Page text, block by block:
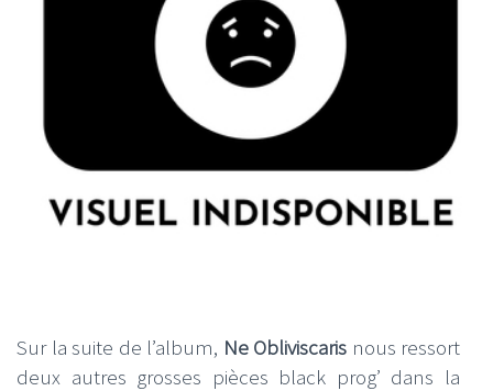
Sur la suite de l’album, Ne Obliviscaris nous ressort
deux autres grosses pièces black prog’ dans la